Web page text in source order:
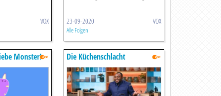
VOX 23-09-2020 VOX
Alle Folgen
Monster! Die Küchenschlacht